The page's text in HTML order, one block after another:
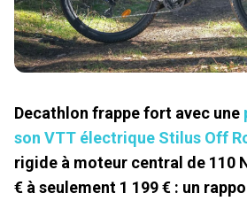
Decathlon frappe fort avec une
son VTT électrique Stilus Off
rigide à moteur central de 110
€ à seulement 1 199 € : un